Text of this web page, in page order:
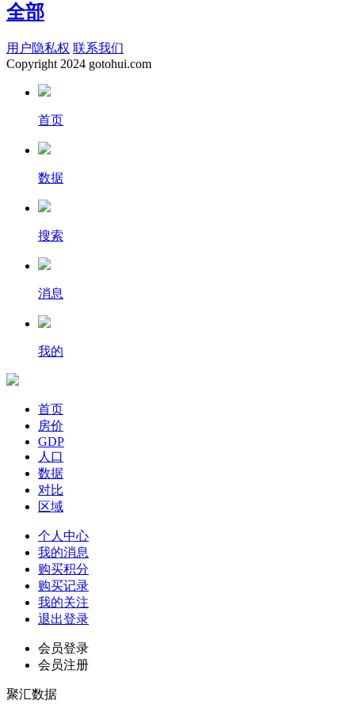
全部
用户隐私权 联系我们
Copyright 2024 gotohui.com
首页
数据
搜索
消息
我的
首页
房价
GDP
人口
数据
对比
区域
个人中心
我的消息
购买积分
购买记录
我的关注
退出登录
会员登录
会员注册
聚汇数据